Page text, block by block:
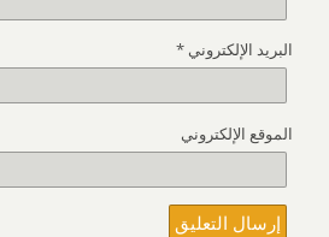
البريد الإلكتروني *
الموقع الإلكتروني